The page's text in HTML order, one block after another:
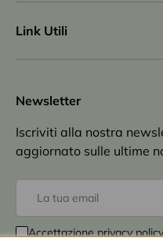
Link Utili
Newsletter
Iscriviti alla nostra
aggiornato sulle ultime
Accettazione privacy policy